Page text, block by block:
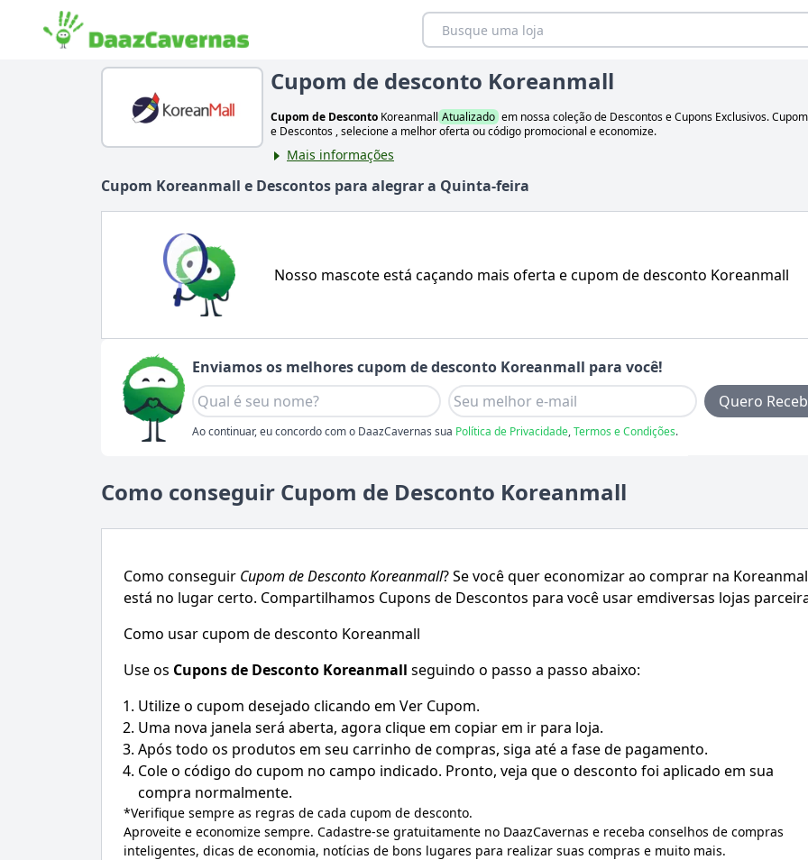
Cupom de desconto Koreanmall
Cupom de Desconto Koreanmall Atualizado em nossa coleção de Descontos e Cupons Exclusivos. Cupom
e Descontos , selecione a melhor oferta ou código promocional e economize.
Mais informações
Cupom Koreanmall e Descontos para alegrara Quinta-feira
Nosso mascote está caçando mais oferta e cupom de desconto Koreanmall
Enviamos os melhores cupom de desconto Koreanmall para você!
Quero
Ao continuar, eu concordo com o DaazCavernas sua Política de Privacidade,Termos e Condições.
Como conseguir Cupom de Desconto Koreanmall
Como conseguir Cupom de DescontoKoreanmall? Se você quer economizar ao comprar na
está no lugar certo. Compartilhamos Cupons de Descontos para você usar emdiversas lojas
Como usar cupom de desconto Koreanmall
Use os Cupons de Desconto Koreanmall seguindo o passo a passo abaixo:
Utilize o cupom desejado clicando em Ver Cupom.
Uma nova janela será aberta, agora clique em copiar em ir para loja.
Após todo os produtos em seu carrinho de compras, siga até a fase de pagamento.
Cole o código do cupom no campo indicado. Pronto, veja que o desconto foi aplicado em sua
compra normalmente.
*Verifique sempre as regras de cada cupom de desconto.
Aproveite e economize sempre. Cadastre-se gratuitamente no DaazCavernas e receba conselhos de compras
inteligentes, dicas de economia, notícias de bons lugares para realizar suas compras e muito mais.